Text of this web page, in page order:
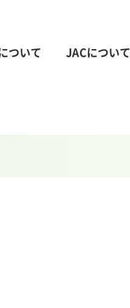
ついて JACについて